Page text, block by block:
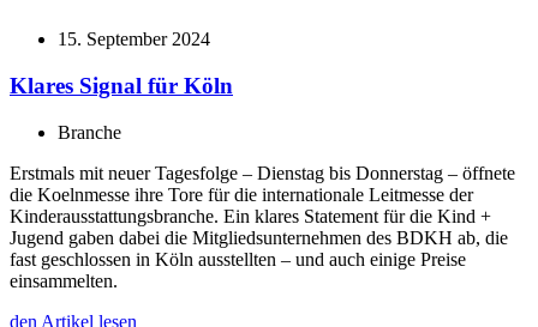
15. September 2024
Klares Signal für Köln
Branche
Erstmals mit neuer Tagesfolge – Dienstag bis Donnerstag – öffnete
die Koelnmesse ihre Tore für die internationale Leitmesse der
Kinderausstattungsbranche. Ein klares Statement für die Kind +
Jugend gaben dabei die Mitgliedsunternehmen des BDKH ab, die
fast geschlossen in Köln ausstellten – und auch einige Preise
einsammelten.
den Artikel lesen